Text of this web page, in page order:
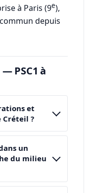
à Paris (9e),
depuis
PSC1 à
et
Créteil ?
un
du milieu